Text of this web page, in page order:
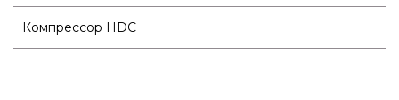
Компрессор HDC